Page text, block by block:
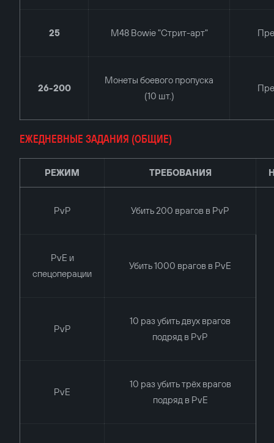
25 M48 Bowie "Стрит-арт"
26-200
Монеты боевого пропуска
(10 шт.)
ЕЖЕДНЕВНЫЕ ЗАДАНИЯ (ОБЩИЕ)
РЕЖИМ ТРЕБОВАНИЯ
PvP Убить 200 врагов в PvP
PvE и
спецоперации
Убить 1000 врагов в PvE
PvP
10 раз убить двух врагов
подряд в PvP
PvE
10 раз убить трёх врагов
подряд в PvE